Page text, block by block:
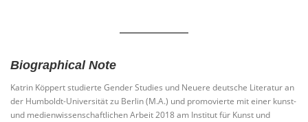
Biographical Note
Katrin Köppert studierte Gender Studies und Neuere deutsche Literatur an
der Humboldt-Universität zu Berlin (M.A.) und promovierte mit einer kunst-
und medienwissenschaftlichen Arbeit 2018 am Institut für Kunst und